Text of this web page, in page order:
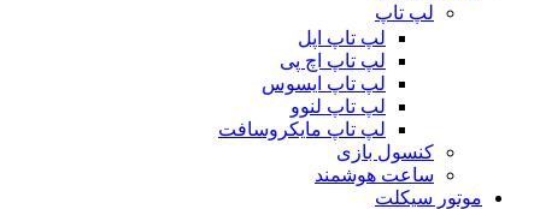
لپ تاپ
لپ تاپ اپل
لپ تاپ اچ پی
لپ تاپ ایسوس
لپ تاپ لنوو
لپ تاپ مایکروسافت
کنسول بازی
ساعت هوشمند
موتور سیکلت